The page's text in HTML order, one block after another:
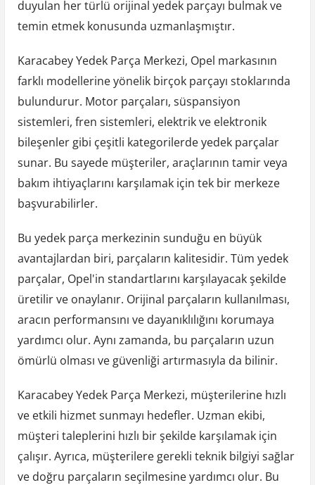
duyulan her türlü orijinal yedek parçayı bulmak ve
temin etmek konusunda uzmanlaşmıştır.
Karacabey Yedek Parça Merkezi, Opel markasının
farklı modellerine yönelik birçok parçayı stoklarında
bulundurur. Motor parçaları, süspansiyon
sistemleri, fren sistemleri, elektrik ve elektronik
bileşenler gibi çeşitli kategorilerde yedek parçalar
sunar. Bu sayede müşteriler, araçlarının tamir veya
bakım ihtiyaçlarını karşılamak için tek bir merkeze
başvurabilirler.
Bu yedek parça merkezinin sunduğu en büyük
avantajlardan biri, parçaların kalitesidir. Tüm yedek
parçalar, Opel'in standartlarını karşılayacak şekilde
üretilir ve onaylanır. Orijinal parçaların kullanılması,
aracın performansını ve dayanıklılığını korumaya
yardımcı olur. Aynı zamanda, bu parçaların uzun
ömürlü olması ve güvenliği artırmasıyla da bilinir.
Karacabey Yedek Parça Merkezi, müşterilerine hızlı
ve etkili hizmet sunmayı hedefler. Uzman ekibi,
müşteri taleplerini hızlı bir şekilde karşılamak için
çalışır. Ayrıca, müşterilere gerekli teknik bilgiyi sağlar
ve doğru parçaların seçilmesine yardımcı olur. Bu